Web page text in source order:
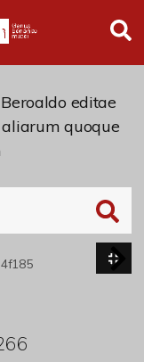
editae
quoque